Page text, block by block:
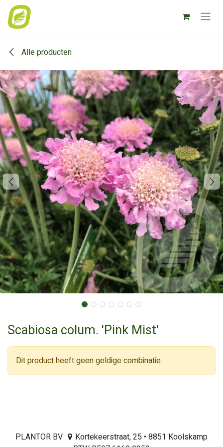
Overslaan naar inhoud
Alle producten
Scabiosa colum. 'Pink Mist'
Dit product heeft geen geldige combinatie.
PLANTOR BV
Kortekeerstraat, 25 • 8851 Koolskamp